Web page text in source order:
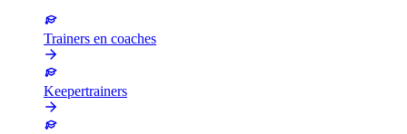
Trainers en coaches
Keepertrainers